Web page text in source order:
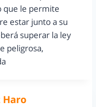
que le permite
estar junto a su
superar la ley
peligrosa,
Haro